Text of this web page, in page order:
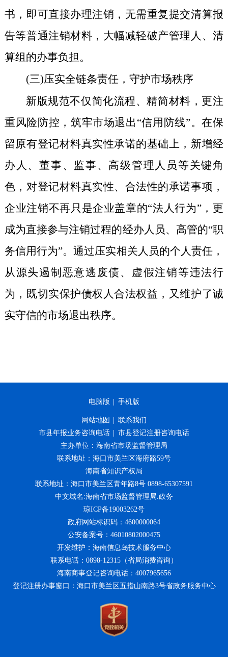
书，即可直接办理注销，无需重复提交清算报
告等普通注销材料，大幅减轻破产管理人、清
算组的办事负担。
(三)压实全链条责任，守护市场秩序
新版规范不仅简化流程、精简材料，更注
重风险防控，筑牢市场退出“信用防线”。在保
留原有登记材料真实性承诺的基础上，新增经
办人、董事、监事、高级管理人员等关键角
色，对登记材料真实性、合法性的承诺事项，
企业注销不再只是企业盖章的“法人行为”，更
成为直接参与注销过程的经办人员、高管的“职
务信用行为”。通过压实相关人员的个人责任，
从源头遏制恶意逃废债、虚假注销等违法行
为，既切实保护债权人合法权益，又维护了诚
实守信的市场退出秩序。
电脑版 手机版
网站地图
联系我们
市县年报业务咨询电话
市县登记注册咨询电话
主办单位：海南省市场监督管理局
联系地址：海口市美兰区海府路59号
海南省知识产权局
联系地址：海口市美兰区青年路8号 0898-65307591
中文域名:海南省市场监督管理局.政务
琼ICP备19003262号
政府网站标识码：4600000064
公安备案号：46010802000475
开发维护：海南信息岛技术服务中心
联系电话：0898-12315（省局消费咨询）
海南商事登记咨询电话：4007965656
登记注册办事窗口：海口市美兰区五指山南路3号省政务服务中心